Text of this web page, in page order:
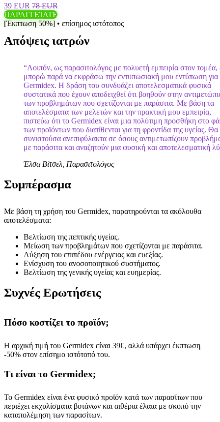
39 EUR 78 EUR
ΠΑΡΑΓΓΕΊΛΤΕ
[Έκπτωση 50%] • επίσημος ιστότοπος
Απόψεις ιατρών
“Λοιπόν, ως παρασιτολόγος με πολυετή εμπειρία στον τομέα,
μπορώ παρά να εκφράσω την εντυπωσιακή μου εντύπωση για
Germidex. Η δράση του συνδυάζει αποτελεσματικά φυσικά
συστατικά που έχουν αποδειχθεί ότι βοηθούν στην
των προβλημάτων που σχετίζονται με παράσιτα. Με βάση τα
αποτελέσματα των μελετών και την πρακτική μου εμπειρία,
πιστεύω ότι το Germidex είναι μια πολύτιμη προσθήκη στο
των προϊόντων που διατίθενται για τη φροντίδα της υγείας. Θα
συνιστούσα ανεπιφύλακτα σε όσους αντιμετωπίζουν
με παράσιτα και αναζητούν μια φυσική και αποτελεσματική
Έλσα Βίτσελ, Παρασιτολόγος
Συμπέρασμα
Με βάση τη χρήση του Germidex, παρατηρούνται τα ακόλουθα
αποτελέσματα:
Βελτίωση της πεπτικής υγείας.
Μείωση των προβλημάτων που σχετίζονται με παράσιτα.
Αύξηση του επιπέδου ενέργειας και ευεξίας.
Ενίσχυση του ανοσοποιητικού συστήματος.
Βελτίωση της γενικής υγείας και ευημερίας.
Συχνές Ερωτήσεις
Πόσο κοστίζει το προϊόν;
Η αρχική τιμή του Germidex είναι 39€, αλλά υπάρχει έκπτωση
-50% στον επίσημο ιστότοπό του.
Τι είναι το Germidex;
Το Germidex είναι ένα φυσικό προϊόν κατά των παρασίτων που
περιέχει εκχυλίσματα βοτάνων και αιθέρια έλαια με σκοπό την
καταπολέμηση των παρασίτων.